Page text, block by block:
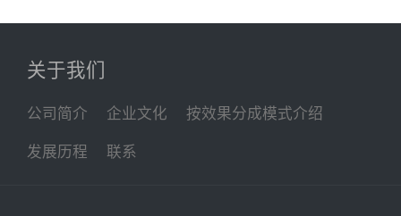
关于我们
公司简介 企业文化 按效果分成模式介绍
发展历程 联系